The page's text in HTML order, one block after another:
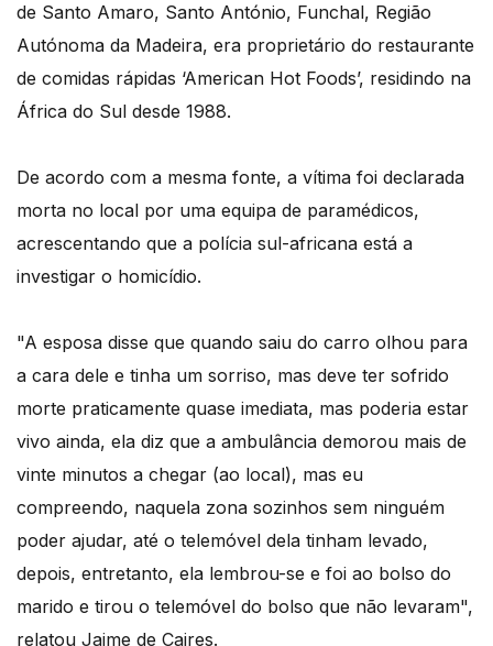
de Santo Amaro, Santo António, Funchal, Região
Autónoma da Madeira, era proprietário do restaurante
de comidas rápidas ‘American Hot Foods’, residindo na
África do Sul desde 1988.
De acordo com a mesma fonte, a vítima foi declarada
morta no local por uma equipa de paramédicos,
acrescentando que a polícia sul-africana está a
investigar o homicídio.
"A esposa disse que quando saiu do carro olhou para
a cara dele e tinha um sorriso, mas deve ter sofrido
morte praticamente quase imediata, mas poderia estar
vivo ainda, ela diz que a ambulância demorou mais de
vinte minutos a chegar (ao local), mas eu
compreendo, naquela zona sozinhos sem ninguém
poder ajudar, até o telemóvel dela tinham levado,
depois, entretanto, ela lembrou-se e foi ao bolso do
marido e tirou o telemóvel do bolso que não levaram",
relatou Jaime de Caires.